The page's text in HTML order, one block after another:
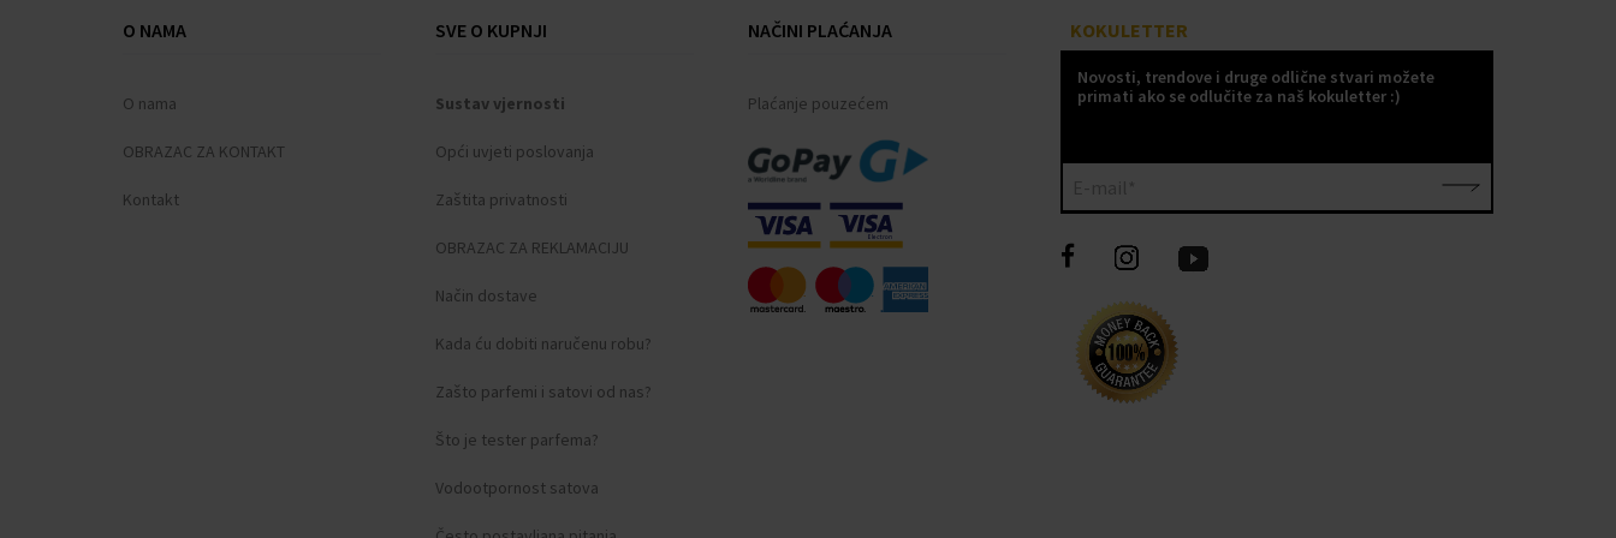
O NAMA
O nama
OBRAZAC ZA KONTAKT
Kontakt
SVE O KUPNJI
Sustav vjernosti
Opći uvjeti poslovanja
Zaštita privatnosti
OBRAZAC ZA REKLAMACIJU
Način dostave
Kada ću dobiti naručenu robu?
Zašto parfemi i satovi od nas?
Što je tester parfema?
Vodootpornost satova
NAČINI PLAĆANJA
Plaćanje pouzećem
KOKULETTER
Novosti, trendove i druge odlične stvari možete
primati ako se odlučite za naš kokuletter :)